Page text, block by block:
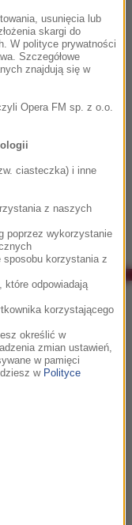
skomponował na
dwa tysiące lat.
absolutnie
także
Damon. (PAP
usunięcia lub
skargi do
W polityce prywatności
Szczegółowe
znajdują się w
Opera FM sp. z o.o.
ciasteczka) i inne
z naszych
poprzez wykorzystanie
sposobu korzystania z
które odpowiadają
korzystającego
określić w
zmian ustawień,
w pamięci
w Polityce